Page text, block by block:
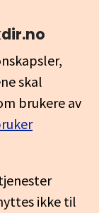
skal
brukere av
ikke til